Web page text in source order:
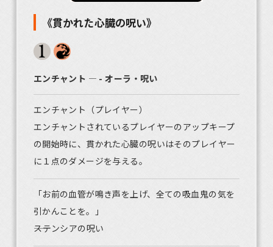
《貫かれた心臓の呪い》
エンチャント ― - オーラ・呪い
エンチャント（プレイヤー）
エンチャントされているプレイヤーのアップキープ
の開始時に、貫かれた心臓の呪いはそのプレイヤー
に１点のダメージを与える。
「お前の血管が鳴き声を上げ、全ての吸血鬼の気を
引かんことを。」
――ステンシアの呪い